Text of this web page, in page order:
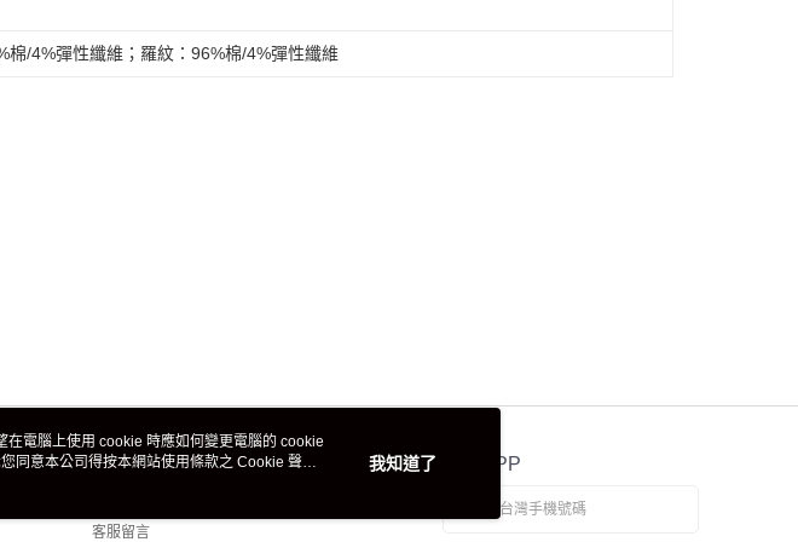
棉/4%彈性纖維；羅紋：96%棉/4%彈性纖維
客服資訊
客服留言
官方APP
電腦上使用 cookie 時應如何變更電腦的 cookie
同意本公司得按本網站使用條款之 Cookie 聲明
我知道了